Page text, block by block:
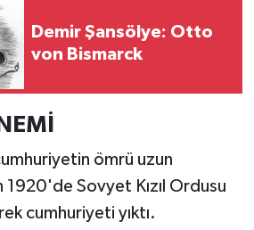
Demir Şansölye: Otto
von Bismarck
ömrü uzun
1920'de Sovyet Kızıl Ordusu
cumhuriyeti yıktı.